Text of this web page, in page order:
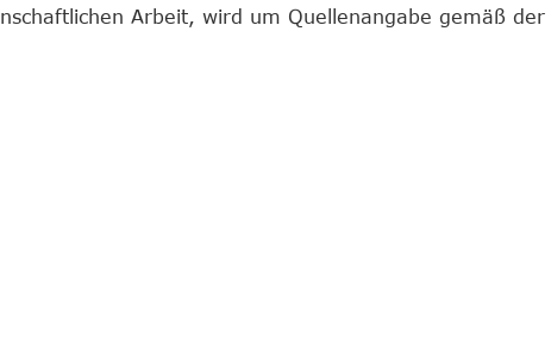
Arbeit, wird um Quellenangabe gemäß der